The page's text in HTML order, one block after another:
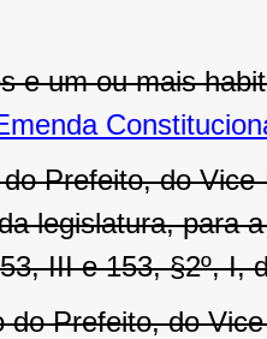
e um ou mais
Prefeito, do
legislatura, para
III e 153, §2º, I,
do Prefeito, do